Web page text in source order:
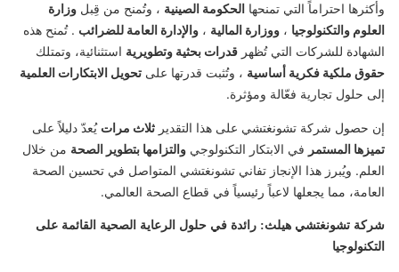
وأكثرها احتراماً التي تمنحها الحكومة الصينية ، وتُمنح من قِبل وزارة
العلوم والتكنولوجيا ، ووزارة المالية ، والإدارة العامة للضرائب . تُمنح هذه
الشهادة للشركات التي تُظهر قدرات بحثية وتطويرية استثنائية، وتمتلك
حقوق ملكية فكرية أساسية ، وتُثبت قدرتها على تحويل الابتكارات العلمية
إلى حلول تجارية فعّالة ومؤثرة.
إن حصول شركة تشونغتشي على هذا التقدير ثلاث مرات يُعدّ دليلاً على
تميزها المستمر في الابتكار التكنولوجي والتزامها بتطوير الصحة من خلال
العلم. ويُبرز هذا الإنجاز تفاني تشونغتشي المتواصل في تحسين الصحة
العامة، مما يجعلها لاعباً رئيسياً في قطاع الصحة العالمي.
شركة تشونغتشي هيلث: رائدة في حلول الرعاية الصحية القائمة على
التكنولوجيا